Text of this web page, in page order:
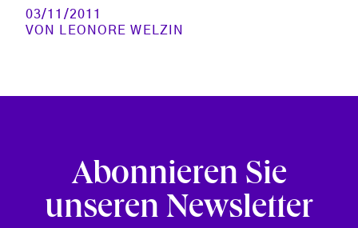
03/11/2011
VON
LEONORE WELZIN
Abonnieren Sie
unseren Newsletter